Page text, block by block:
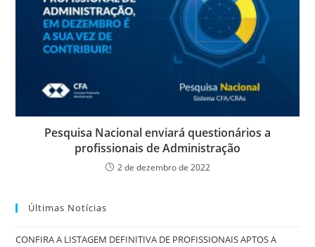
Pesquisa Nacional enviará questionários a
profissionais de Administração
2 de dezembro de 2022
Últimas Notícias
CONFIRA A LISTAGEM DEFINITIVA DE PROFISSIONAIS APTOS A